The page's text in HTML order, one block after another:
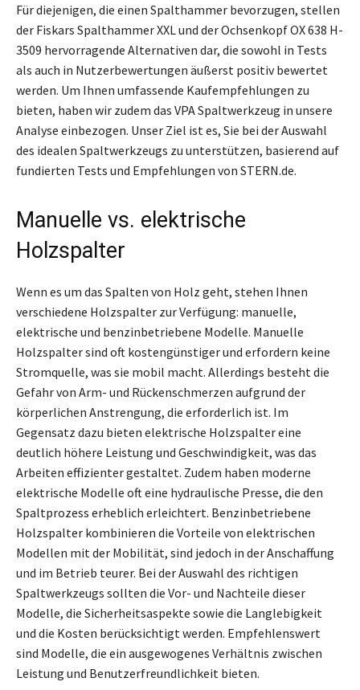
Für diejenigen, die einen Spalthammer bevorzugen, stellen
der Fiskars Spalthammer XXL und der Ochsenkopf OX 638 H-
3509 hervorragende Alternativen dar, die sowohl in Tests
als auch in Nutzerbewertungen äußerst positiv bewertet
werden. Um Ihnen umfassende Kaufempfehlungen zu
bieten, haben wir zudem das VPA Spaltwerkzeug in unsere
Analyse einbezogen. Unser Ziel ist es, Sie bei der Auswahl
des idealen Spaltwerkzeugs zu unterstützen, basierend auf
fundierten Tests und Empfehlungen von STERN.de.
Manuelle vs. elektrische
Holzspalter
Wenn es um das Spalten von Holz geht, stehen Ihnen
verschiedene Holzspalter zur Verfügung: manuelle,
elektrische und benzinbetriebene Modelle. Manuelle
Holzspalter sind oft kostengünstiger und erfordern keine
Stromquelle, was sie mobil macht. Allerdings besteht die
Gefahr von Arm- und Rückenschmerzen aufgrund der
körperlichen Anstrengung, die erforderlich ist. Im
Gegensatz dazu bieten elektrische Holzspalter eine
deutlich höhere Leistung und Geschwindigkeit, was das
Arbeiten effizienter gestaltet. Zudem haben moderne
elektrische Modelle oft eine hydraulische Presse, die den
Spaltprozess erheblich erleichtert. Benzinbetriebene
Holzspalter kombinieren die Vorteile von elektrischen
Modellen mit der Mobilität, sind jedoch in der Anschaffung
und im Betrieb teurer. Bei der Auswahl des richtigen
Spaltwerkzeugs sollten die Vor- und Nachteile dieser
Modelle, die Sicherheitsaspekte sowie die Langlebigkeit
und die Kosten berücksichtigt werden. Empfehlenswert
sind Modelle, die ein ausgewogenes Verhältnis zwischen
Leistung und Benutzerfreundlichkeit bieten.